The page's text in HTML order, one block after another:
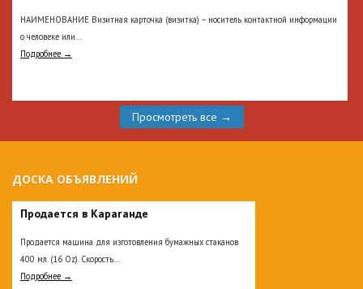
НАИМЕНОВАНИЕ Визитная карточка (визитка) – носитель контактной информации
о человеке или...
Подробнее →
Просмотреть все →
ДОСКА ОБЪЯВЛЕНИЙ
Продается в Караганде
Продается машина для изготовления бумажных стаканов
400 мл. (16 Oz). Скорость...
Подробнее →